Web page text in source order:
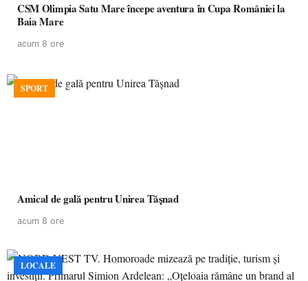
CSM Olimpia Satu Mare începe aventura în Cupa României la
Baia Mare
acum 8 ore
SPORT
Amical de gală pentru Unirea Tășnad
acum 8 ore
LOCALE